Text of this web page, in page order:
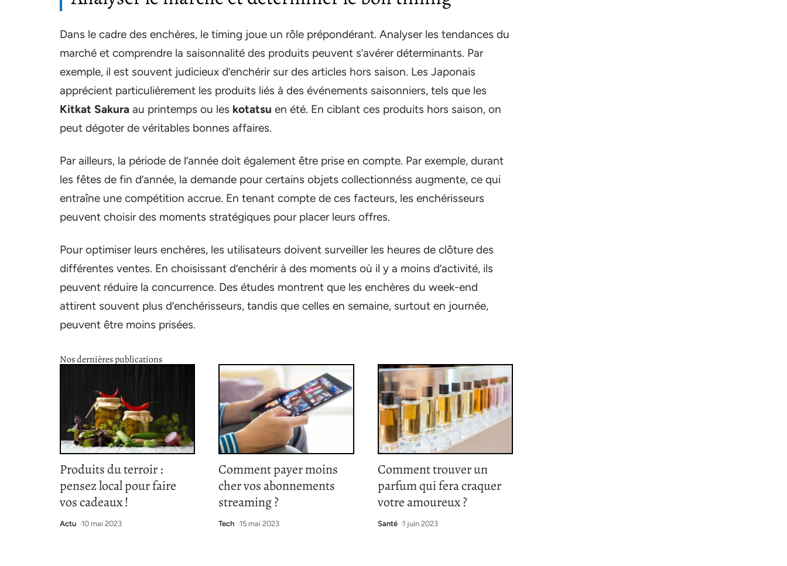
Dans le cadre des enchères, le timing joue un rôle prépondérant. Analyser les tendances du
marché et comprendre la saisonnalité des produits peuvent s’avérer déterminants. Par
exemple, il est souvent judicieux d’enchérir sur des articles hors saison. Les Japonais
apprécient particulièrement les produits liés à des événements saisonniers, tels que les
Kitkat Sakura au printemps ou les kotatsu en été. En ciblant ces produits hors saison, on
peut dégoter de véritables bonnes affaires.
Par ailleurs, la période de l’année doit également être prise en compte. Par exemple, durant
les fêtes de fin d’année, la demande pour certains objets collectionnéss augmente, ce qui
entraîne une compétition accrue. En tenant compte de ces facteurs, les enchérisseurs
peuvent choisir des moments stratégiques pour placer leurs offres.
Pour optimiser leurs enchères, les utilisateurs doivent surveiller les heures de clôture des
différentes ventes. En choisissant d’enchérir à des moments où il y a moins d’activité, ils
peuvent réduire la concurrence. Des études montrent que les enchères du week-end
attirent souvent plus d’enchérisseurs, tandis que celles en semaine, surtout en journée,
peuvent être moins prisées.
Nos dernières publications
Produits du terroir :
pensez local pour faire
vos cadeaux !
Actu 10 mai 2023
Comment payer moins
cher vos abonnements
streaming ?
Tech 15 mai 2023
Comment trouver un
parfum qui fera craquer
votre amoureux ?
Santé 1 juin 2023